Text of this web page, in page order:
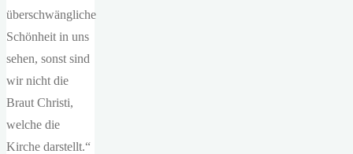
überschwängliche
Schönheit in uns
sehen, sonst sind
wir nicht die
Braut Christi,
welche die
Kirche darstellt.“